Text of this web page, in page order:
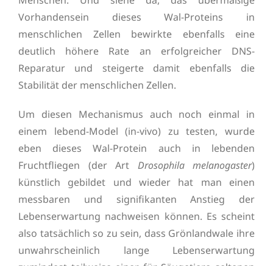
Vorhandensein dieses Wal-Proteins in
menschlichen Zellen bewirkte ebenfalls eine
deutlich höhere Rate an erfolgreicher DNS-
Reparatur und steigerte damit ebenfalls die
Stabilität der menschlichen Zellen.
Um diesen Mechanismus auch noch einmal in
einem lebend-Model (in-vivo) zu testen, wurde
eben dieses Wal-Protein auch in lebenden
Fruchtfliegen (der Art Drosophila melanogaster)
künstlich gebildet und wieder hat man einen
messbaren und signifikanten Anstieg der
Lebenserwartung nachweisen können. Es scheint
also tatsächlich so zu sein, dass Grönlandwale ihre
unwahrscheinlich lange Lebenserwartung